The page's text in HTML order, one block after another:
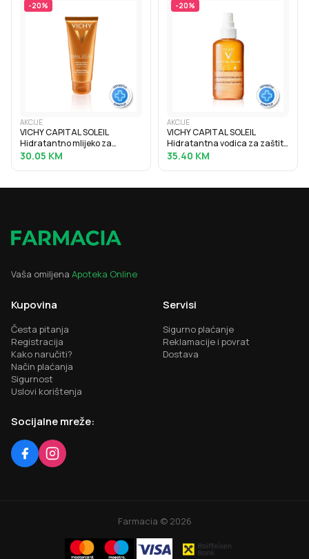
-20%
AKCIJE
VICHY CAPITAL SOLEIL
Hidratantno mlijeko za
samotamnjenje, 100 ml
30.05 KM
-20%
AKCIJE
VICHY CAPITAL SOLEIL
Hidratantna vodica za zaštitu
od sunca za naglašen ten
35.40 KM
Vaša omiljena Apoteka Online
Kupovina
Česta pitanja
Registracija
Kako naručiti?
Način plaćanja
Sigurnost
Uslovi korištenja
Servisi
Sigurno plaćanje
Reklamacije i povrat
Dostava
Socijalne mreže:
Farmacia © 2026